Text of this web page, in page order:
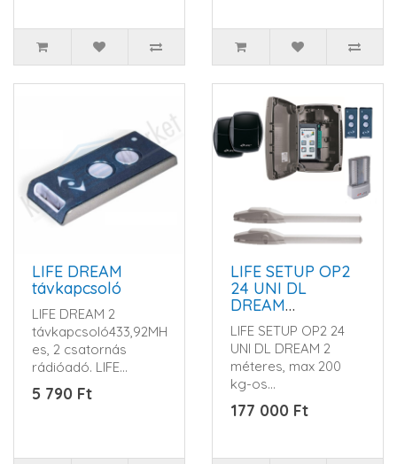
LIFE DREAM
távkapcsoló
LIFE DREAM 2
távkapcsoló433,92MHz-
es, 2 csatornás
rádióadó. LIFE
ugrókód
rendszerrel.DREAMHáz
5 790 Ft
LIFE SETUP OP2
24 UNI DL
DREAM
kétszárnyú
kapunyitó
automatika szett
LIFE SETUP OP2 24
UNI DL DREAM 2
méteres, max 200
kg-os
kapuszárnyakhoz.
Keskeny kivitel, 24V-
177 000 Ft